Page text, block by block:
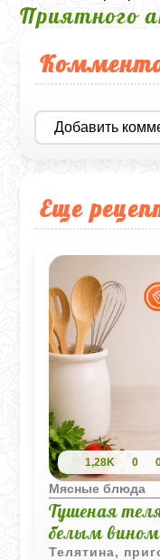
Приятного
Добавить
Еще
1,28K 0
Мясные блюда
Тушеная
белым вином
Телятина,